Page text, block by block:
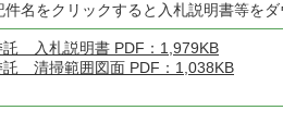
名をクリックすると入札説明書等をダ
託 入札説明書 PDF：1,979KB
託 清掃範囲図面 PDF：1,038KB